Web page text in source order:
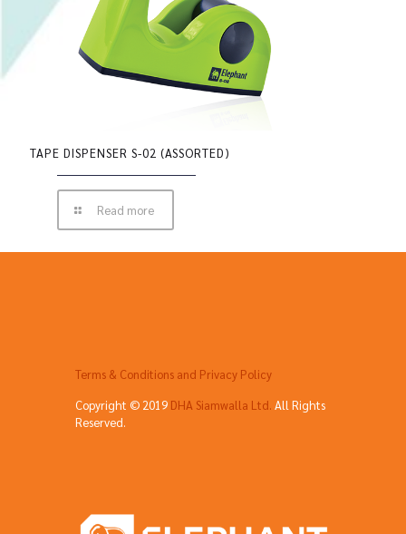
TAPE DISPENSER S-02 (ASSORTED)
Read more
Terms & Conditions and Privacy Policy
Copyright © 2019 DHA Siamwalla Ltd. All Rights
Reserved.